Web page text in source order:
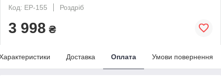
Код: EP-155
Роздріб
3 998 ₴
Доставка Оплата Умови повернення